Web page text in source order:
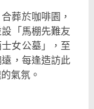
葬於咖啡園，
「馬棚先難友
女公墓」，至
，每逢造訪此
氣氛。